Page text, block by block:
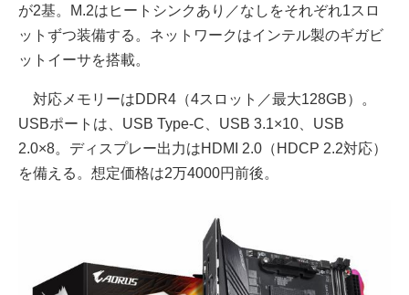
が2基。M.2はヒートシンクあり／なしをそれぞれ1スロ
ットずつ装備する。ネットワークはインテル製のギガビ
ットイーサを搭載。
対応メモリーはDDR4（4スロット／最大128GB）。
USBポートは、USB Type-C、USB 3.1×10、USB
2.0×8。ディスプレー出力はHDMI 2.0（HDCP 2.2対応）
を備える。想定価格は2万4000円前後。